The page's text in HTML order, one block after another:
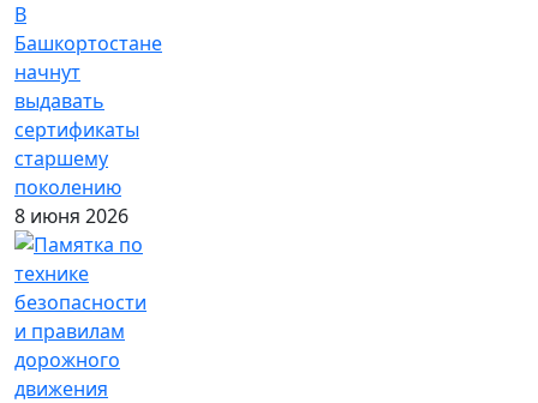
В
Башкортостане
начнут
выдавать
сертификаты
старшему
поколению
8 июня 2026